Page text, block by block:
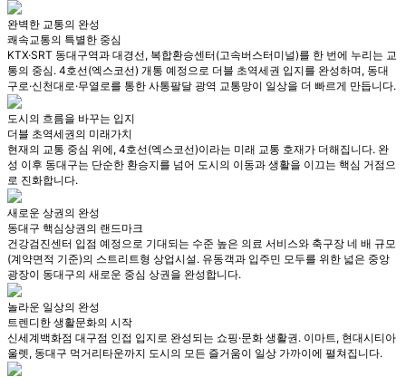
완벽한 교통의 완성
쾌속교통의 특별한 중심
KTX·SRT 동대구역과 대경선, 복합환승센터(고속버스터미널)를 한 번에 누리는 교
통의 중심. 4호선(엑스코선) 개통 예정으로 더블 초역세권 입지를 완성하며, 동대
구로·신천대로·무열로를 통한 사통팔달 광역 교통망이 일상을 더 빠르게 만듭니다.
도시의 흐름을 바꾸는 입지
더블 초역세권의 미래가치
현재의 교통 중심 위에, 4호선(엑스코선)이라는 미래 교통 호재가 더해집니다. 완
성 이후 동대구는 단순한 환승지를 넘어 도시의 이동과 생활을 이끄는 핵심 거점으
로 진화합니다.
새로운 상권의 완성
동대구 핵심상권의 랜드마크
건강검진센터 입점 예정으로 기대되는 수준 높은 의료 서비스와 축구장 네 배 규모
(계약면적 기준)의 스트리트형 상업시설. 유동객과 입주민 모두를 위한 넓은 중앙
광장이 동대구의 새로운 중심 상권을 완성합니다.
놀라운 일상의 완성
트렌디한 생활문화의 시작
신세계백화점 대구점 인접 입지로 완성되는 쇼핑·문화 생활권. 이마트, 현대시티아
울렛, 동대구 먹거리타운까지 도시의 모든 즐거움이 일상 가까이에 펼쳐집니다.